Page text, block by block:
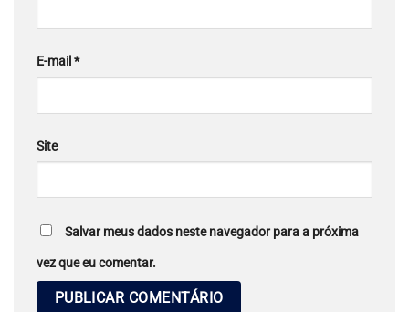
E-mail *
Site
Salvar meus dados neste navegador para a próxima
vez que eu comentar.